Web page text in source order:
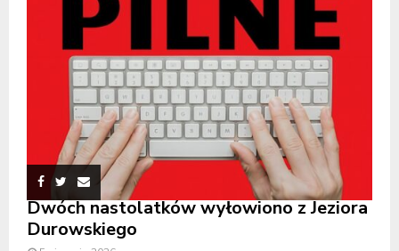
Dwóch nastolatków wyłowiono z Jeziora
Durowskiego